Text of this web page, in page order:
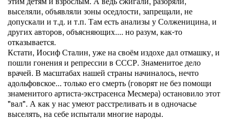
выселяли, объявляли зоны оседлости, запрещали, не
допускали и т.д. и т.п. Там есть анализы у Солженицина, и
других авторов, объясняющих.... но разум, как-то
отказывается.
Кстати, Иосиф Сталин, уже на своём издохе дал отмашку, и
пошли гонения и репрессии в СССР. Знаменитое дело
врачей. В масштабах нашей страны начиналось, нечто
адольфовское... только его смерть (говорят не без помощи
знаменитого артиста-экстрасенса Месмера) остановило этот
"вал". А как у нас умеют расстреливать и в одночасье
выселять, на себе испытали многие народы.